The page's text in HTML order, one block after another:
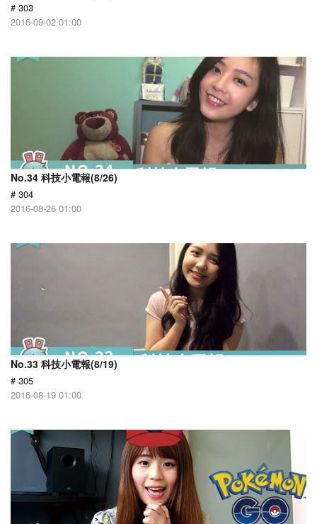
# 303
2016-09-02 01:00
No.34 科技小電報(8/26)
# 304
2016-08-26 01:00
No.33 科技小電報(8/19)
# 305
2016-08-19 01:00